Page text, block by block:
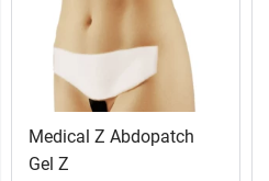
Medical Z Abdopatch
Gel Z